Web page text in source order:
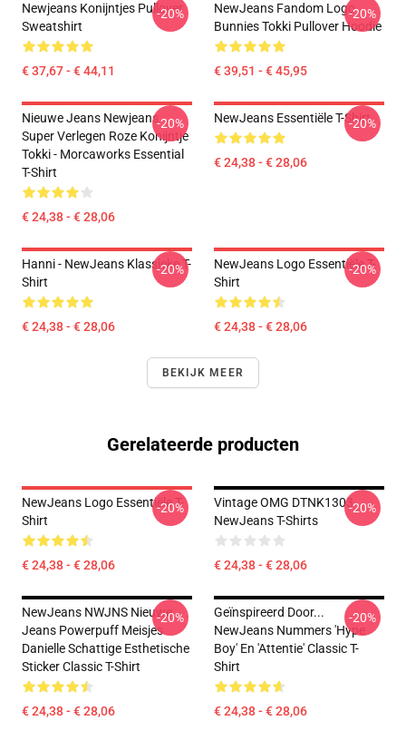
Newjeans Konijntjes Pullover
Sweatshirt
€ 37,67 - € 44,11
-20%
NewJeans Fandom Logo
Bunnies Tokki Pullover Hoodie
€ 39,51 - € 45,95
-20%
Nieuwe Jeans Newjeans
Super Verlegen Roze Konijntje
Tokki - Morcaworks Essential
T-Shirt
€ 24,38 - € 28,06
-20% NewJeans Essentiële T-Shirt
€ 24,38 - € 28,06
-20%
Hanni - NewJeans Klassieke T-
Shirt
€ 24,38 - € 28,06
-20%
NewJeans Logo Essentiële T-
Shirt
€ 24,38 - € 28,06
-20%
BEKIJK MEER
Gerelateerde producten
NewJeans Logo Essentiële T-
Shirt
€ 24,38 - € 28,06
-20%
Vintage OMG DTNK1303
NewJeans T-Shirts
€ 24,38 - € 28,06
-20%
NewJeans NWJNS Nieuwe
Jeans Powerpuff Meisjes
Danielle Schattige Esthetische
Sticker Classic T-Shirt
€ 24,38 - € 28,06
-20%
Geïnspireerd Door...
NewJeans Nummers 'Hype
Boy' En 'Attentie' Classic T-
Shirt
€ 24,38 - € 28,06
-20%